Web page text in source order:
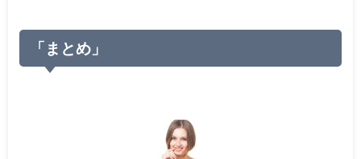
「まとめ」